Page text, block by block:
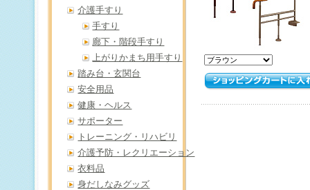
介護手すり
手すり
廊下・階段手すり
上がりかまち用手すり
踏み台・玄関台
安全用品
健康・ヘルス
サポーター
トレーニング・リハビリ
介護予防・レクリエーション
衣料品
身だしなみグッズ